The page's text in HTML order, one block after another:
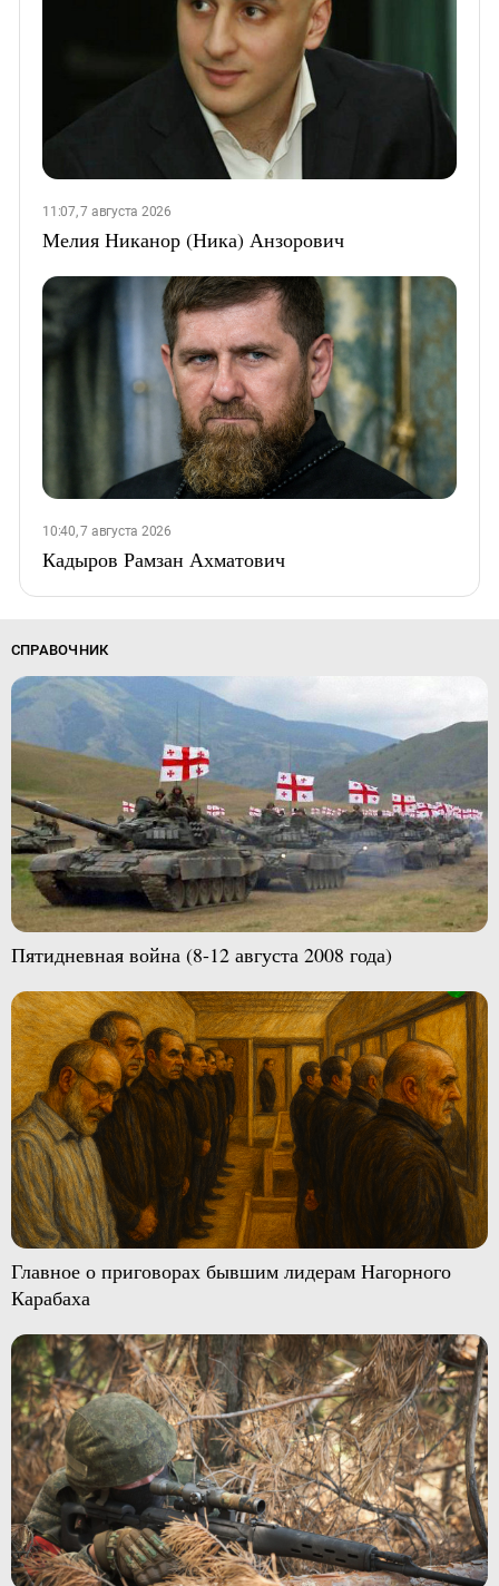
11:07, 7 августа 2026
Мелия Никанор (Ника) Анзорович
10:40, 7 августа 2026
Кадыров Рамзан Ахматович
СПРАВОЧНИК
Пятидневная война (8-12 августа 2008 года)
Главное о приговорах бывшим лидерам Нагорного
Карабаха